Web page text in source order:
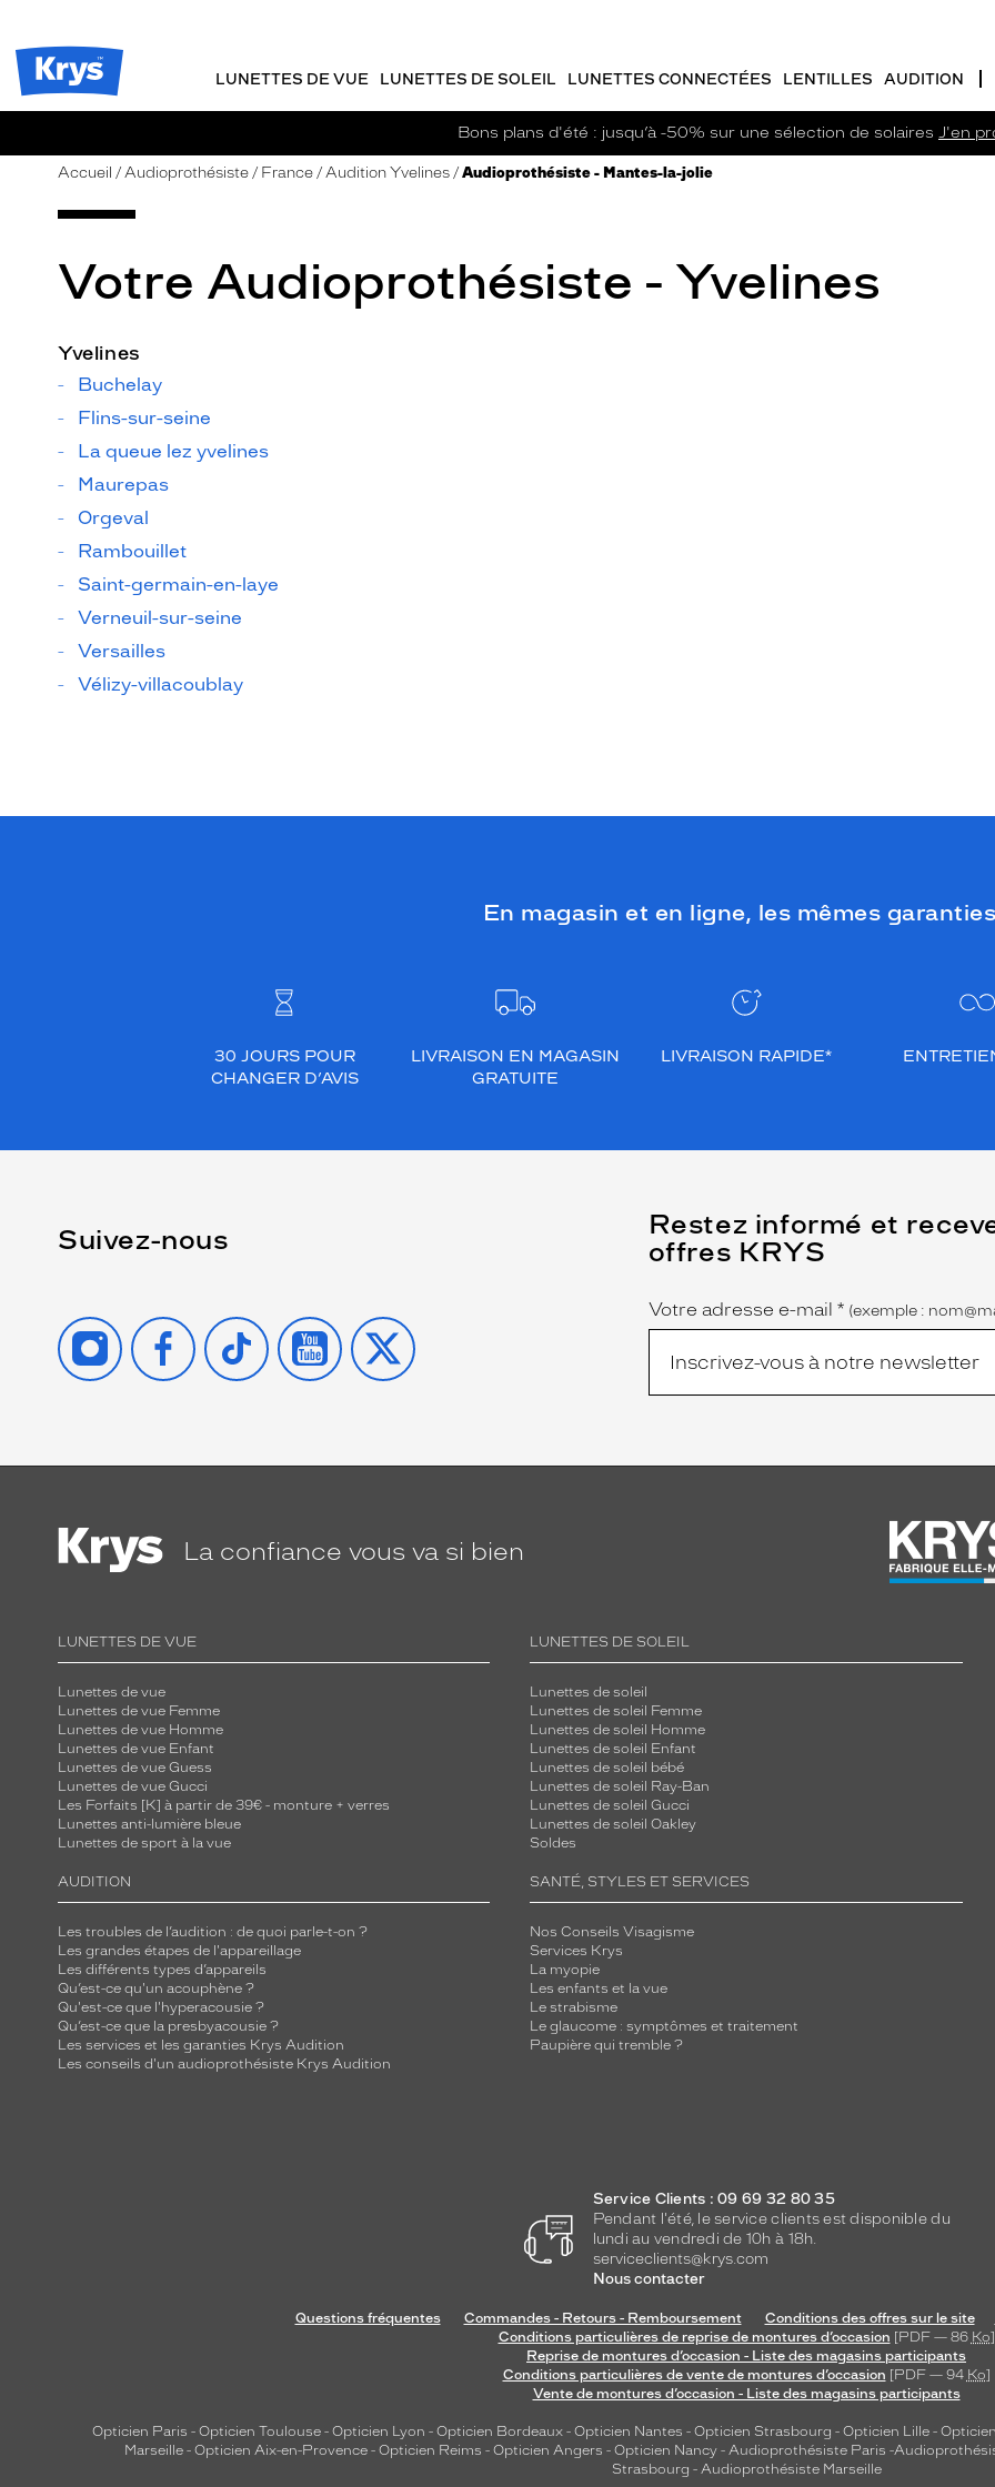
Opticien
Krys
LUNETTES DE VUE LUNETTES DE SOLEIL LUNETTES CONNECTÉES LENTILLES AUDITION
Bons plans d'été : jusqu’à -50% sur une sélection de solaires J'en
Accueil Audioprothésiste France Audition Yvelines Audioprothésiste - Mantes-la-jolie
Votre Audioprothésiste - Yvelines
Yvelines
Buchelay
Flins-sur-seine
La queue lez yvelines
Maurepas
Orgeval
Rambouillet
Saint-germain-en-laye
Verneuil-sur-seine
Versailles
Vélizy-villacoublay
En magasin et en ligne, les mêmes
30 JOURS POUR
CHANGER D’AVIS
LIVRAISON EN MAGASIN
GRATUITE
LIVRAISON RAPIDE*
Suivez-nous
INSTAGRAMFACEBOOK
TIKTOK YOUTUBE
X
Restez informé et
offres KRYS
Name
Votre adresse e-mail *
(Ce
champ
est
obligatoire)
(exemple :
La confiance vous va si bien
LUNETTES DE VUE
Lunettes de vue
Lunettes de vue Femme
Lunettes de vue Homme
Lunettes de vue Enfant
Lunettes de vue Guess
Lunettes de vue Gucci
Les Forfaits [K] à partir de 39€ - monture + verres
Lunettes anti-lumière bleue
Lunettes de sport à la vue
LUNETTES DE SOLEIL
Lunettes de soleil
Lunettes de soleil Femme
Lunettes de soleil Homme
Lunettes de soleil Enfant
Lunettes de soleil bébé
Lunettes de soleil Ray-Ban
Lunettes de soleil Gucci
Lunettes de soleil Oakley
Soldes
AUDITION
Les troubles de l’audition : de quoi parle-t-on ?
Les grandes étapes de l'appareillage
Les différents types d’appareils
Qu’est-ce qu'un acouphène ?
Qu'est-ce que l'hyperacousie ?
Qu’est-ce que la presbyacousie ?
Les services et les garanties Krys Audition
Les conseils d'un audioprothésiste Krys Audition
SANTÉ, STYLES ET SERVICES
Nos Conseils Visagisme
Services Krys
La myopie
Les enfants et la vue
Le strabisme
Le glaucome : symptômes et traitement
Paupière qui tremble ?
Service Clients : 09 69 32 80 35
Pendant l'été, le service clients est disponible du
lundi au vendredi de 10h à 18h.
serviceclients@krys.com
Nous contacter
Questions fréquentes Commandes - Retours - Remboursement Conditions des offres sur le site
Conditions particulières de reprise de montures d’occasion [PDF — 86 Ko]
Reprise de montures d’occasion - Liste des magasins participants
Conditions particulières de vente de montures d’occasion [PDF — 94 Ko]
Vente de montures d’occasion - Liste des magasins participants
Opticien Paris - Opticien Toulouse - Opticien Lyon - Opticien Bordeaux - Opticien Nantes - Opticien Strasbourg - Opticien Lille -
Marseille - Opticien Aix-en-Provence - Opticien Reims - Opticien Angers - Opticien Nancy - Audioprothésiste Paris -
Strasbourg - Audioprothésiste Marseille